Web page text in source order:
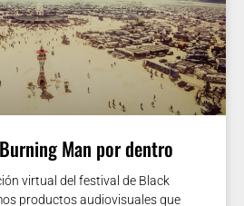
Man por dentro
virtual del festival de Black
productos audiovisuales que